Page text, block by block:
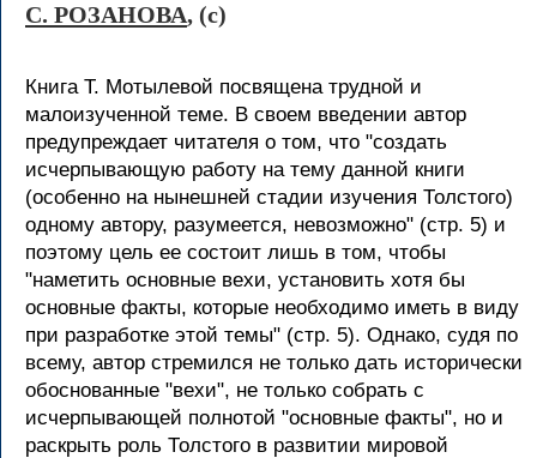
С. РОЗАНОВА, (c)
Книга Т. Мотылевой посвящена трудной и
малоизученной теме. В своем введении автор
предупреждает читателя о том, что "создать
исчерпывающую работу на тему данной книги
(особенно на нынешней стадии изучения Толстого)
одному автору, разумеется, невозможно" (стр. 5) и
поэтому цель ее состоит лишь в том, чтобы
"наметить основные вехи, установить хотя бы
основные факты, которые необходимо иметь в виду
при разработке этой темы" (стр. 5). Однако, судя по
всему, автор стремился не только дать исторически
обоснованные "вехи", не только собрать с
исчерпывающей полнотой "основные факты", но и
раскрыть роль Толстого в развитии мировой